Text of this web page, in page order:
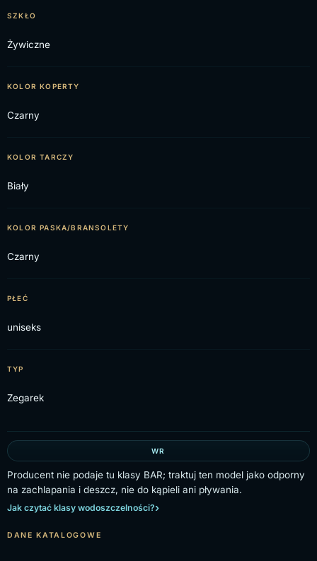
SZKŁO
Żywiczne
KOLOR KOPERTY
Czarny
KOLOR TARCZY
Biały
KOLOR PASKA/BRANSOLETY
Czarny
PŁEĆ
uniseks
TYP
Zegarek
WR
Producent nie podaje tu klasy BAR; traktuj ten model jako odporny
na zachlapania i deszcz, nie do kąpieli ani pływania.
Jak czytać klasy wodoszczelności?
DANE KATALOGOWE